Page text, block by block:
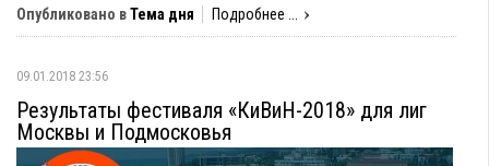
Опубликовано вТема дня Подробнее ...
09.01.2018 23:56
Результаты фестиваля «КиВиН-2018» для лиг
Москвы и Подмосковья